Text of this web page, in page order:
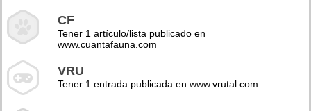
CF
Tener 1 artículo/lista publicado en
www.cuantafauna.com
VRU
Tener 1 entrada publicada en www.vrutal.com